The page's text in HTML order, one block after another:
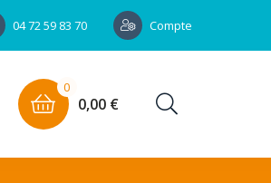
04 72 59 83 70 Compte
0
0,00 €